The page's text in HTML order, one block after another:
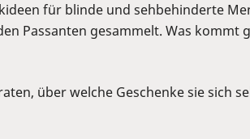
für blinde und sehbehinderte
Passanten gesammelt. Was kommt
über welche Geschenke sie sich